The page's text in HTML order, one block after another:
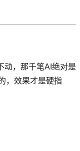
动，那千笔AI绝对是
，效果才是硬指